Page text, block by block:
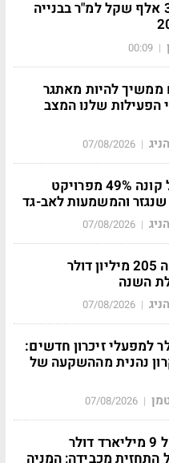
נחלת יהודה: 31 אלף שקל למ"ר בבנייה
|
00:09
להיות מאתגר
הפעילות שלנו המצב
|
07/08/2026
אמריקה ישראל קונה 49% מפרויקט
שנגזר והמשמעות לאב-גד
|
07/08/2026
נקסט ויז'ן חצתה 205 מיליון דולר
השנה
|
07/08/2026
למפעלי זיכרון חדשים:
נהנית מההשקעה של
|
07/08/2026
הכנסות שיא של 9 מיליארד דולר
התחזית מכבידה; המניה